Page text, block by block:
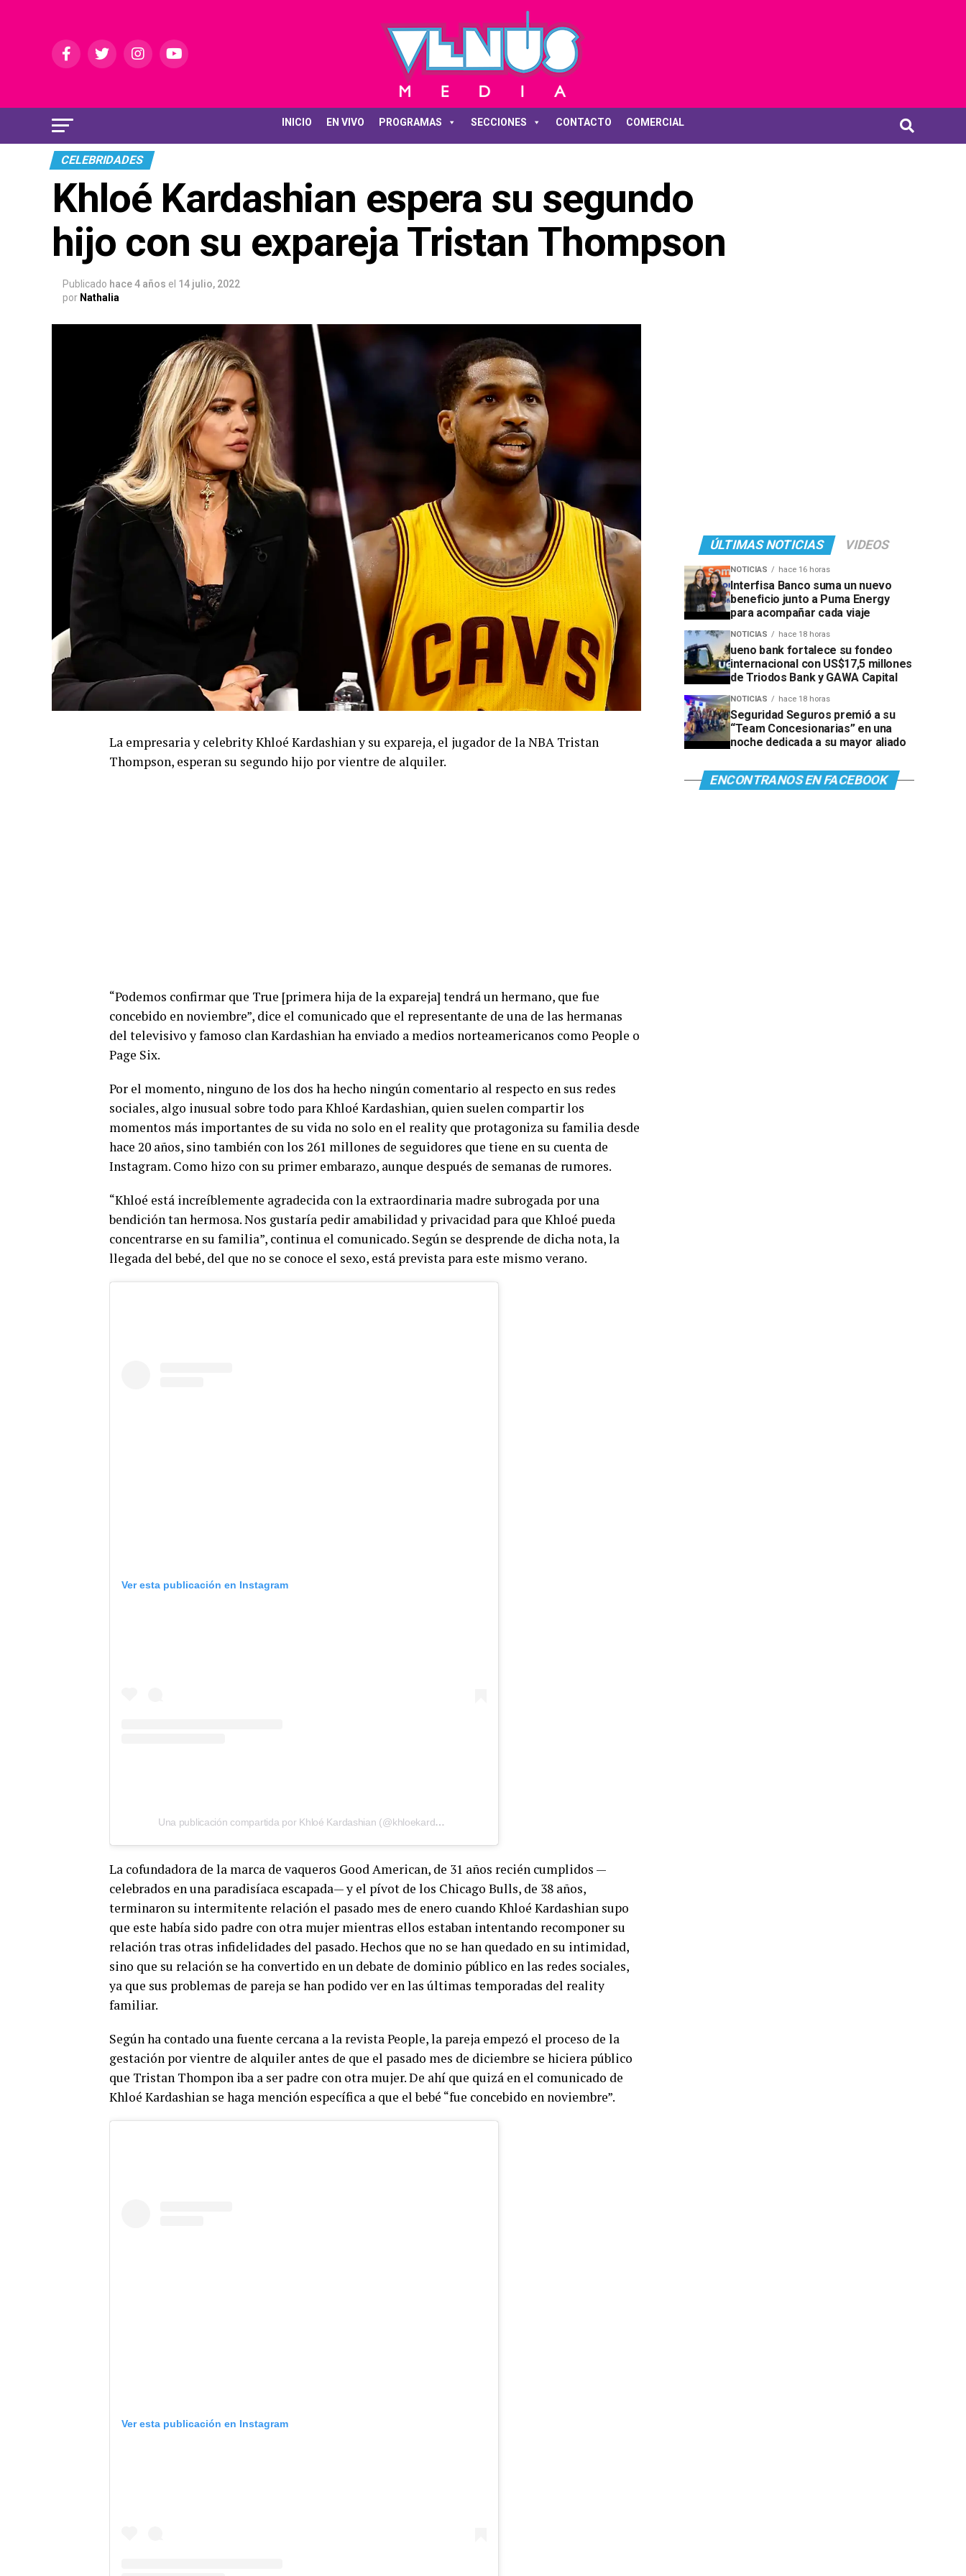
INICIO EN VIVO PROGRAMAS SECCIONES CONTACTO COMERCIAL
CELEBRIDADES
Khloé Kardashian espera su segundo
hijo con su expareja Tristan Thompson
Publicado hace 4 años el 14 julio, 2022
por Nathalia
La empresaria y celebrity Khloé Kardashian y su expareja, el jugador de la NBA Tristan
Thompson, esperan su segundo hijo por vientre de alquiler.
“Podemos confirmar que True [primera hija de la expareja] tendrá un hermano, que fue
concebido en noviembre”, dice el comunicado que el representante de una de las hermanas
del televisivo y famoso clan Kardashian ha enviado a medios norteamericanos como People o
Page Six.
Por el momento, ninguno de los dos ha hecho ningún comentario al respecto en sus redes
sociales, algo inusual sobre todo para Khloé Kardashian, quien suelen compartir los
momentos más importantes de su vida no solo en el reality que protagoniza su familia desde
hace 20 años, sino también con los 261 millones de seguidores que tiene en su cuenta de
Instagram. Como hizo con su primer embarazo, aunque después de semanas de rumores.
“Khloé está increíblemente agradecida con la extraordinaria madre subrogada por una
bendición tan hermosa. Nos gustaría pedir amabilidad y privacidad para que Khloé pueda
concentrarse en su familia”, continua el comunicado. Según se desprende de dicha nota, la
llegada del bebé, del que no se conoce el sexo, está prevista para este mismo verano.
Ver esta publicación en Instagram
Una publicación compartida por Khloé Kardashian (@khloekardashian)
La cofundadora de la marca de vaqueros Good American, de 31 años recién cumplidos —
celebrados en una paradisíaca escapada— y el pívot de los Chicago Bulls, de 38 años,
terminaron su intermitente relación el pasado mes de enero cuando Khloé Kardashian supo
que este había sido padre con otra mujer mientras ellos estaban intentando recomponer su
relación tras otras infidelidades del pasado. Hechos que no se han quedado en su intimidad,
sino que su relación se ha convertido en un debate de dominio público en las redes sociales,
ya que sus problemas de pareja se han podido ver en las últimas temporadas del reality
familiar.
Según ha contado una fuente cercana a la revista People, la pareja empezó el proceso de la
gestación por vientre de alquiler antes de que el pasado mes de diciembre se hiciera público
que Tristan Thompon iba a ser padre con otra mujer. De ahí que quizá en el comunicado de
Khloé Kardashian se haga mención específica a que el bebé “fue concebido en noviembre”.
Ver esta publicación en Instagram
ÚLTIMAS NOTICIAS VIDEOS
NOTICIAS hace 16 horas
Interfisa Banco suma un nuevo
beneficio junto a Puma Energy
para acompañar cada viaje
NOTICIAS hace 18 horas
ueno bank fortalece su fondeo
internacional con US$17,5 millones
de Triodos Bank y GAWA Capital
NOTICIAS hace 18 horas
Seguridad Seguros premió a su
“Team Concesionarias” en una
noche dedicada a su mayor aliado
ENCONTRANOS EN FACEBOOK